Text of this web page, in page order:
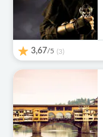
3,67/5 (3)